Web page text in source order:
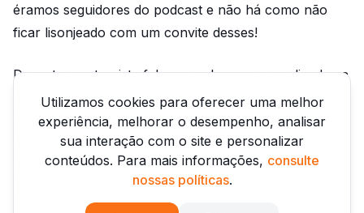
éramos seguidores do podcast e não há como não
ficar lisonjeado com um convite desses!
Durante a entrevista falamos sobre cases realizados a
partir do framework do livro. Percebemos que se o
livro se manteve relevante após 5 anos por sua
aplicabilidade e prática. Isso despertou nossa atenção
em compartilhar alguns cases realizados pela Agile
Think a partir desse trabalho!
Utilizamos cookies para oferecer uma melhor
experiência, melhorar o desempenho, analisar
sua interação com o site e personalizar
conteúdos. Para mais informações, consulte
nossas políticas.